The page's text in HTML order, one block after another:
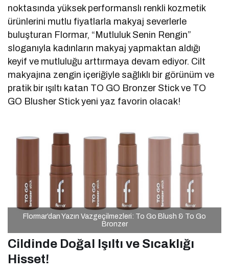
noktasında yüksek performanslı renkli kozmetik
ürünlerini mutlu fiyatlarla makyaj severlerle
buluşturan Flormar, “Mutluluk Senin Rengin”
sloganıyla kadınların makyaj yapmaktan aldığı
keyif ve mutluluğu arttırmaya devam ediyor. Cilt
makyajına zengin içeriğiyle sağlıklı bir görünüm ve
pratik bir ışıltı katan TO GO Bronzer Stick ve TO
GO Blusher Stick yeni yaz favorin olacak!
Flormar’dan Yazın Vazgeçilmezleri: To Go Blush & To Go
Bronzer
Cildinde Doğal Işıltı ve Sıcaklığı
Hisset!